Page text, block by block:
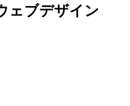
ェブデザイン